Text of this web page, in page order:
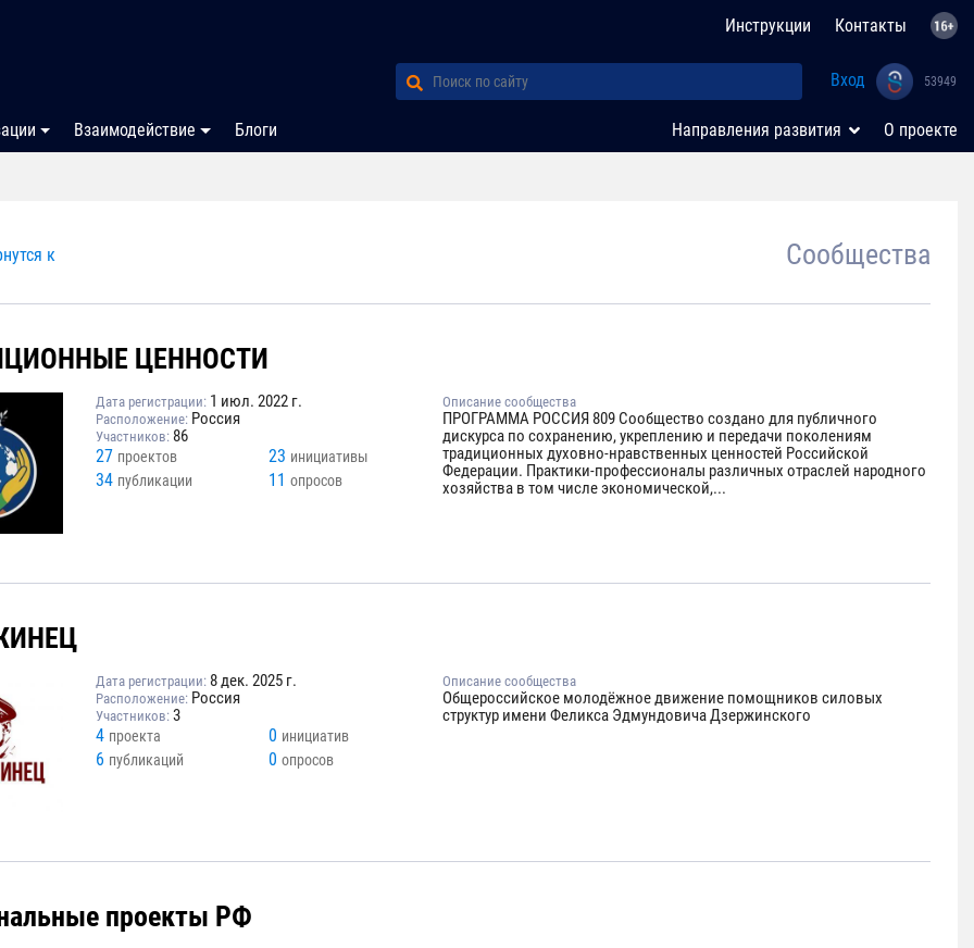
Инструкции Контакты
Вход 53949
Взаимодействие Блоги Направления развития О проекте
к Сообщества
ЦЕННОСТИ
Дата регистрации: 1 июл. 2022 г.
Расположение: Россия
Участников: 86
27 проектов 23 инициативы
34 публикации 11опросов
Описание сообщества
ПРОГРАММА РОССИЯ 809 Сообщество создано для публичного
дискурса по сохранению, укреплению и передачи поколениям
традиционных духовно-нравственных ценностей Российской
Федерации. Практики-профессионалы различных отраслей народного
хозяйства в том числе экономической,...
Дата регистрации: 8 дек. 2025 г.
Расположение: Россия
Участников: 3
4 проекта 0 инициатив
6 публикаций 0опросов
Описание сообщества
Общероссийское молодёжное движение помощников силовых
структур имени Феликса Эдмундовича Дзержинского
проекты РФ